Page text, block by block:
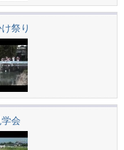
祭り
会